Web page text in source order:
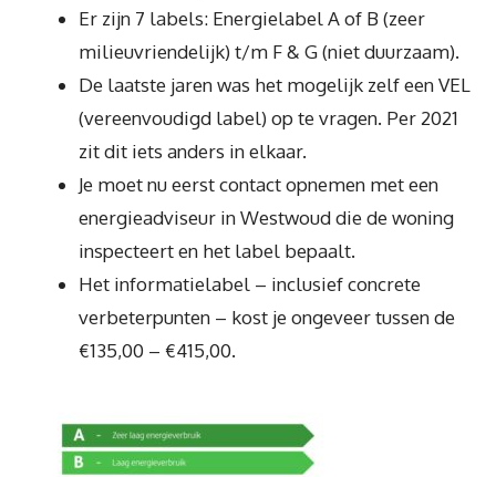
Er zijn 7 labels: Energielabel A of B (zeer
milieuvriendelijk) t/m F & G (niet duurzaam).
De laatste jaren was het mogelijk zelf een VEL
(vereenvoudigd label) op te vragen. Per 2021
zit dit iets anders in elkaar.
Je moet nu eerst contact opnemen met een
energieadviseur in Westwoud die de woning
inspecteert en het label bepaalt.
Het informatielabel – inclusief concrete
verbeterpunten – kost je ongeveer tussen de
€135,00 – €415,00.